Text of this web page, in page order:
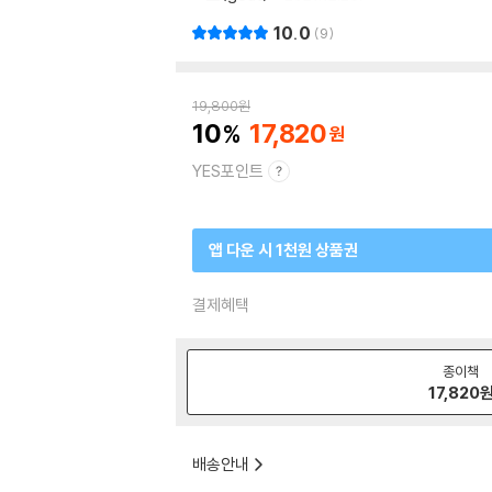
10.0 9
19,800원
10 17,820
YES포인트
앱 다운 시 1천원 상품권
결제혜택
종이책
17,820원
배송안내